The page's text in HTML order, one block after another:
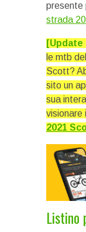
presente
strada
[Update
le mtb
Scott?
sito un
sua
visionare il
2021
Listino